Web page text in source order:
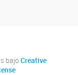
bajo Creative